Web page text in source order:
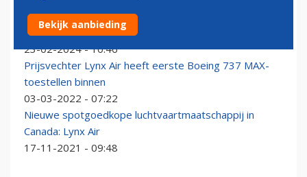
Canadese prijsvechter Lynx Air houdt na minder dan
twee jaar weer op
23-02-2024 - 10:46
Prijsvechter Lynx Air heeft eerste Boeing 737 MAX-
toestellen binnen
03-03-2022 - 07:22
Nieuwe spotgoedkope luchtvaartmaatschappij in
Canada: Lynx Air
17-11-2021 - 09:48
Bekijk aanbieding